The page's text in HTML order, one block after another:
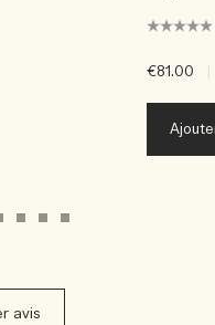
€81.00
avis